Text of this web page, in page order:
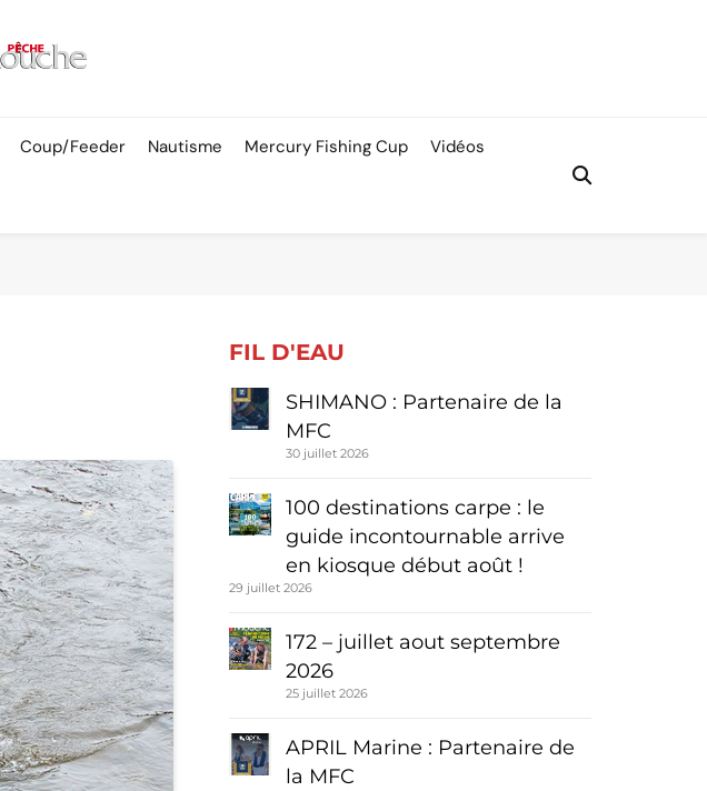
Coup/Feeder Nautisme Mercury Fishing Cup Vidéos
FIL D'EAU
SHIMANO : Partenaire de la
MFC
30 juillet 2026
100 destinations carpe : le
guide incontournable arrive
en kiosque début août !
29 juillet 2026
172 – juillet aout septembre
2026
25 juillet 2026
APRIL Marine : Partenaire de
la MFC